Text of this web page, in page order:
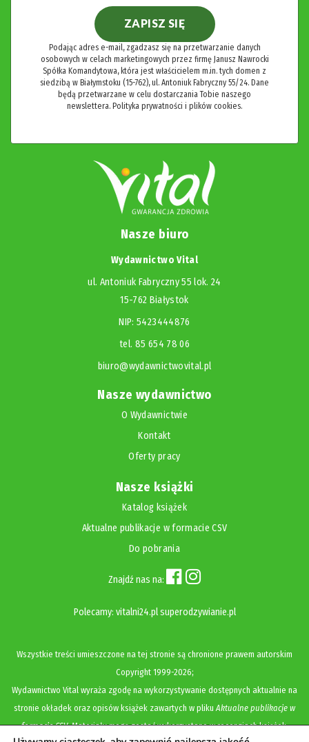
ZAPISZ SIĘ
Podając adres e-mail, zgadzasz się na przetwarzanie danych
osobowych w celach marketingowych przez firmę Janusz Nawrocki
Spółka Komandytowa, która jest właścicielem m.in. tych domen z
siedzibą w Białymstoku (15-762), ul. Antoniuk Fabryczny 55/24. Dane
będą przetwarzane w celu dostarczania Tobie naszego
newslettera. Polityka prywatności i plików cookies.
Nasze biuro
Wydawnictwo Vital
ul. Antoniuk Fabryczny 55 lok. 24
15-762 Białystok
NIP: 5423444876
tel. 85 654 78 06
biuro@wydawnictwovital.pl
Nasze wydawnictwo
O Wydawnictwie
Kontakt
Oferty pracy
Nasze książki
Katalog książek
Aktualne publikacje w formacie CSV
Do pobrania
Znajdź nas na:
Polecamy: vitalni24.pl superodzywianie.pl
Wszystkie treści umieszczone na tej stronie są chronione prawem autorskim
Copyright1999-2026;
Wydawnictwo Vital wyraża zgodę na wykorzystywanie dostępnych aktualnie na
stronie okładek oraz opisów książek zawartych w plikuAktualne publikacje w
formacie CSV. Materiały mogą zostać wykorzystane w recenzjach książek,